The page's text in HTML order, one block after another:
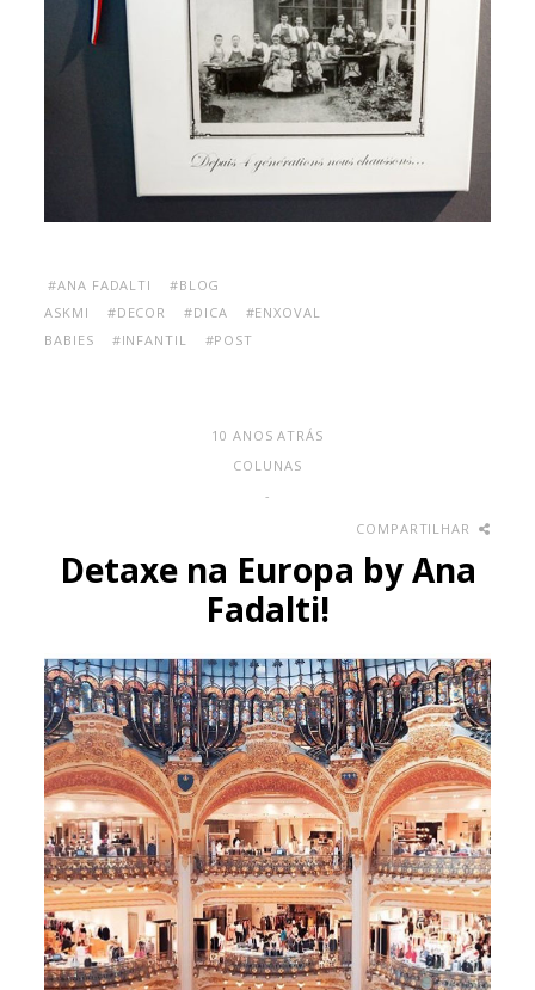
#ANA FADALTI
#BLOG
ASKMI
#DECOR #DICA
#ENXOVAL
BABIES
#INFANTIL #POST
10 ANOS ATRÁS
COLUNAS
-
COMPARTILHAR
Detaxe na Europa by Ana
Fadalti!